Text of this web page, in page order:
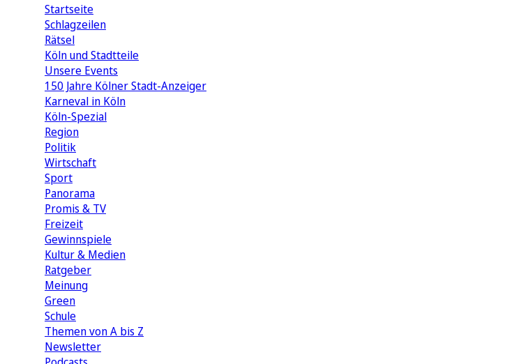
Startseite
Schlagzeilen
Rätsel
Köln und Stadtteile
Unsere Events
150 Jahre Kölner Stadt-Anzeiger
Karneval in Köln
Köln-Spezial
Region
Politik
Wirtschaft
Sport
Panorama
Promis & TV
Freizeit
Gewinnspiele
Kultur & Medien
Ratgeber
Meinung
Green
Schule
Themen von A bis Z
Newsletter